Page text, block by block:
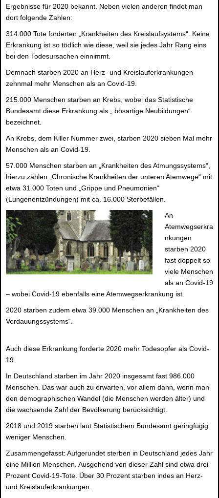
Ergebnisse für 2020 bekannt. Neben vielen anderen findet man
dort folgende Zahlen:
314.000 Tote forderten „Krankheiten des Kreislaufsystems“. Keine
Erkrankung ist so tödlich wie diese, weil sie jedes Jahr Rang eins
bei den Todesursachen einnimmt.
Demnach starben 2020 an Herz- und Kreislauferkrankungen
zehnmal mehr Menschen als an Covid-19.
215.000 Menschen starben an Krebs, wobei das Statistische
Bundesamt diese Erkrankung als „ bösartige Neubildungen“
bezeichnet.
An Krebs, dem Killer Nummer zwei, starben 2020 sieben Mal mehr
Menschen als an Covid-19.
57.000 Menschen starben an „Krankheiten des Atmungssystems“,
hierzu zählen „Chronische Krankheiten der unteren Atemwege“ mit
etwa 31.000 Toten und „Grippe und Pneumonien“
(Lungenentzündungen) mit ca. 16.000 Sterbefällen.
An
Atemwegserkra
nkungen
starben 2020
fast doppelt so
viele Menschen
als an Covid-19
– wobei Covid-19 ebenfalls eine Atemwegserkrankung ist.
2020 starben zudem etwa 39.000 Menschen an „Krankheiten des
Verdauungssystems“.
Auch diese Erkrankung forderte 2020 mehr Todesopfer als Covid-
19.
In Deutschland starben im Jahr 2020 insgesamt fast 986.000
Menschen. Das war auch zu erwarten, vor allem dann, wenn man
den demographischen Wandel (die Menschen werden älter) und
die wachsende Zahl der Bevölkerung berücksichtigt.
2018 und 2019 starben laut Statistischem Bundesamt geringfügig
weniger Menschen.
Zusammengefasst: Aufgerundet sterben in Deutschland jedes Jahr
eine Million Menschen. Ausgehend von dieser Zahl sind etwa drei
Prozent Covid-19-Tote. Über 30 Prozent starben indes an Herz-
und Kreislauferkrankungen.